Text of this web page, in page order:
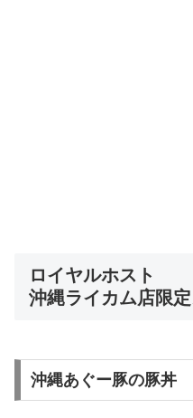
ロイヤルホスト
沖縄ライカム店限
沖縄あぐー豚の豚丼